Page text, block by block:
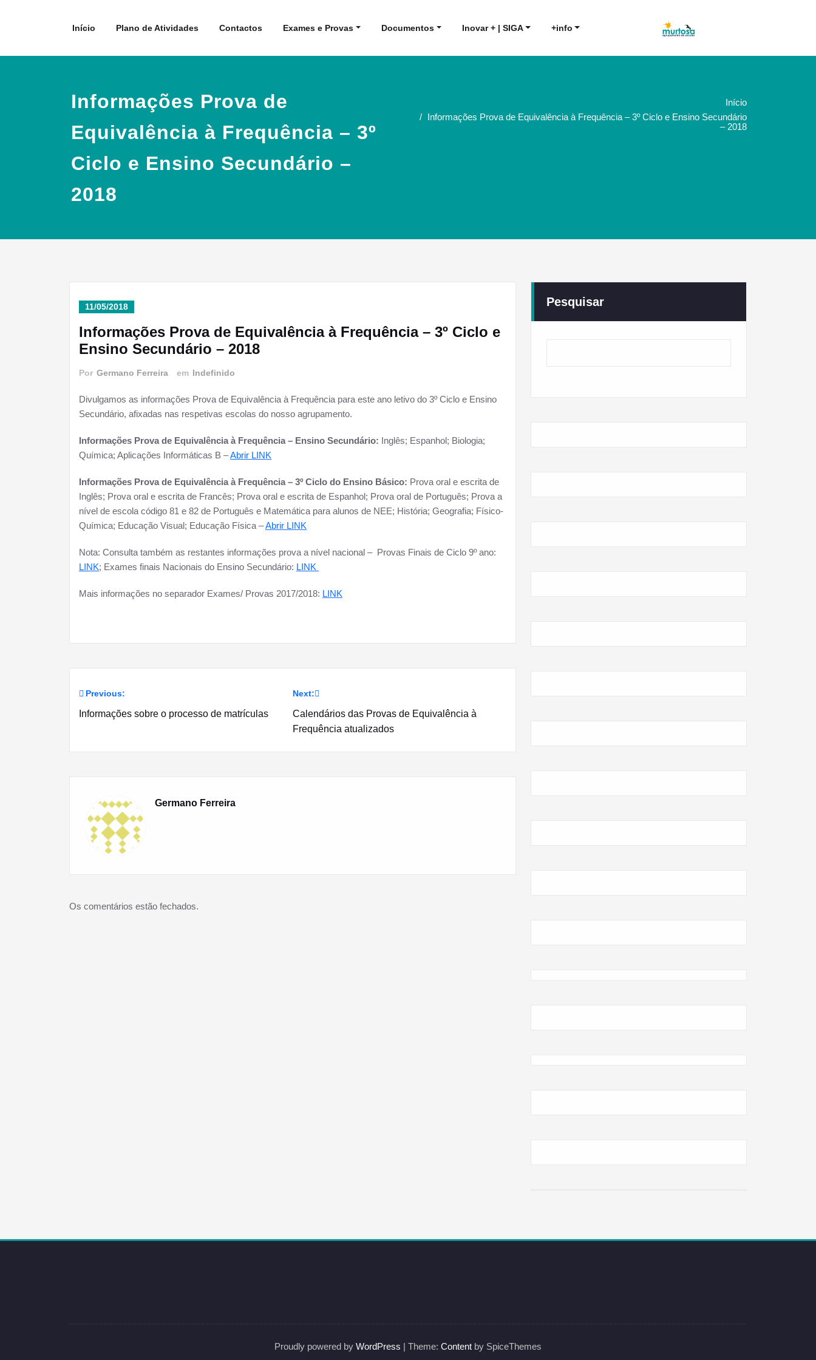
AE Murtosa
Agrupamento de Escolas da
Murtosa
Início Plano de Atividades Contactos Exames e Provas Documentos Inovar + | SIGA +info
Informações Prova de
Equivalência à Frequência – 3º
Ciclo e Ensino Secundário –
2018
Início
Informações Prova de Equivalência à Frequência – 3º Ciclo e Ensino Secundário
– 2018
11/05/2018
Informações Prova de Equivalência à Frequência – 3º Ciclo e
Ensino Secundário – 2018
Por Germano Ferreira em Indefinido
Divulgamos as informações Prova de Equivalência à Frequência para este ano letivo do 3º Ciclo e Ensino
Secundário, afixadas nas respetivas escolas do nosso agrupamento.
Informações Prova de Equivalência à Frequência – Ensino Secundário: Inglês; Espanhol; Biologia;
Química; Aplicações Informáticas B –Abrir LINK
Informações Prova de Equivalência à Frequência – 3º Ciclo do Ensino Básico: Prova oral e escrita de
Inglês; Prova oral e escrita de Francês; Prova oral e escrita de Espanhol; Prova oral de Português; Prova a
nível de escola código 81 e 82 de Português e Matemática para alunos de NEE; História; Geografia; Físico-
Química; Educação Visual; Educação Física –Abrir LINK
Nota: Consulta também as restantes informações prova a nível nacional – Provas Finais de Ciclo 9º ano:
LINK; Exames finais Nacionais do Ensino Secundário: LINK
Mais informações no separador Exames/ Provas 2017/2018: LINK
Navegação
Previous:
Informações sobre o processo de matrículas
Next:
Calendários das Provas de Equivalência à
Frequência atualizados
Germano Ferreira
Os comentários estão fechados.
Pesquisar
Proudly powered by WordPress | Theme: Content by SpiceThemes